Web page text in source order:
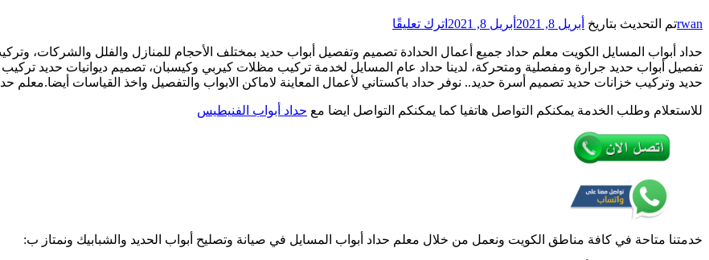
rwanتم التحديث بتاريخ أبريل 8, 2021 أبريل 8, 2021 اترك تعليقًا
أبواب
المسايل
/
/
حداد أبواب المسايل الكويت معلم حداد جميع أعمال الحدادة تصميم وتفصيل أبواب حديد بمختلف الأحجام للمنازل والفلل والشركات،
تفصيل أبواب حديد جرارة ومفصلية ومتحركة، لدينا حداد عام المسايل لخدمة تركيب مظلات كيربي وكيسبان، تصميم ديوانيات حديد
حديد وتركيب خزانات حديد تصميم أسرة حديد.. نوفر حداد باكستاني لأعمال المعاينة لاماكن الابواب والتفصيل واخذ القياسات أيضا.معلم
للاستعلام وطلب الخدمة يمكنكم التواصل هاتفيا كما يمكنكم التواصل ايضا مع حداد أبواب الفنيطيس
خدمتنا متاحة في كافة مناطق الكويت ونعمل من خلال معلم حداد أبواب المسايل في صيانة وتصليح أبواب الحديد والشبابيك ونمتاز ب: